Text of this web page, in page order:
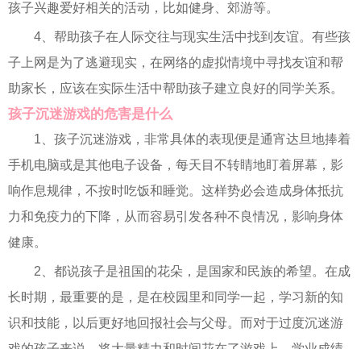
孩子兴趣爱好相关的活动，比如健身、郊游等。
4、帮助孩子在人际交往与现实生活中找到友谊。有些孩
子上网是为了逃避现实，在网络的虚拟情境中寻找友谊和帮
助家长，应该在实际生活中帮助孩子建立良好的同学关系。
孩子沉迷游戏的危害是什么
1、孩子沉迷游戏，非常具体的表现便是通宵达旦地捧着
手机电脑或是其他电子设备，每天目不转睛地盯着屏幕，影
响作息规律，不按时吃饭和睡觉。这样势必会造成身体抵抗
力和免疫力的下降，从而容易引发各种不良情况，影响身体
健康。
2、都说孩子是祖国的花朵，是国家和民族的希望。在成
长时期，最重要的是，是在校园里和同学一起，学习新的知
识和技能，以后更好地回报社会与父母。而对于过度沉迷游